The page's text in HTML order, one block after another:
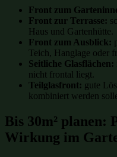
Front zum
Front zur Terrasse:
Haus und Gartenhütte.
Front zum Ausblick:
Teich, Hanglage oder
Seitliche Glasflächen:
nicht frontal liegt.
Teilglasfront: gute
kombiniert werden
Bis 30m² planen:
Wirkung im